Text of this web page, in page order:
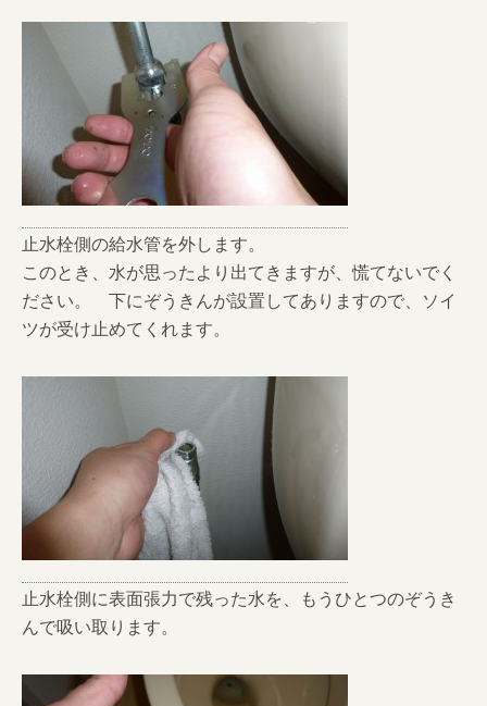
止水栓側の給水管を外します。
このとき、水が思ったより出てきますが、慌てないでく
ださい。 下にぞうきんが設置してありますので、ソイ
ツが受け止めてくれます。
止水栓側に表面張力で残った水を、もうひとつのぞうき
んで吸い取ります。